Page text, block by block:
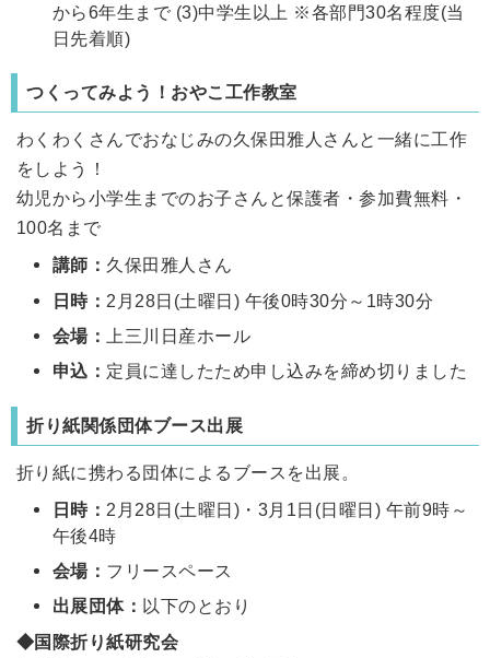
から6年生まで (3)中学生以上 ※各部門30名程度(当
日先着順)
つくってみよう！おやこ工作教室
わくわくさんでおなじみの久保田雅人さんと一緒に工作
をしよう！
幼児から小学生までのお子さんと保護者・参加費無料・
100名まで
講師： 久保田雅人さん
日時： 2月28日(土曜日) 午後0時30分～1時30分
会場：
上三川日産ホール
申込： 定員に達したため申し込みを締め切りました
折り紙関係団体ブース出展
折り紙に携わる団体によるブースを出展。
日時： 2月28日(土曜日)・3月1日(日曜日) 午前9時～
午後4時
会場： フリースペース
出展団体： 以下のとおり
◆国際折り紙研究会